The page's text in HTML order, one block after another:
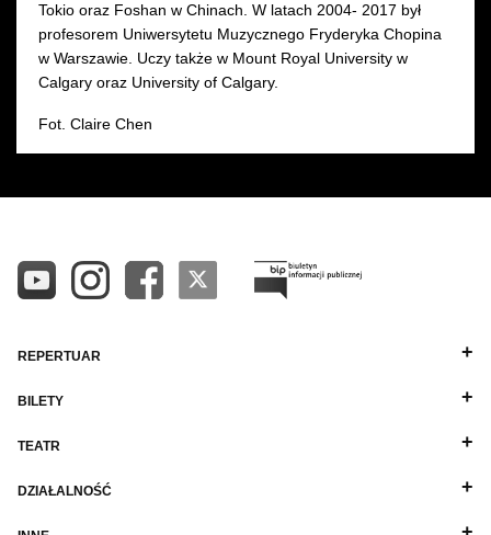
Tokio oraz Foshan w Chinach. W latach 2004- 2017 był
profesorem Uniwersytetu Muzycznego Fryderyka Chopina
w Warszawie. Uczy także w Mount Royal University w
Calgary oraz University of Calgary.
Fot. Claire Chen
REPERTUAR
BILETY
TEATR
DZIAŁALNOŚĆ